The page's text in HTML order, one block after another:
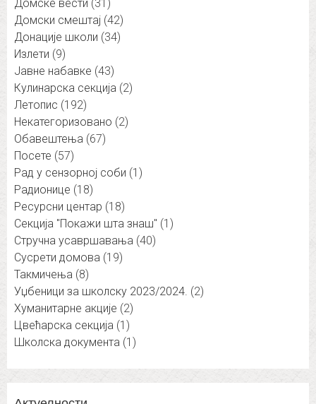
Домске вести (31)
Домски смештај (42)
Донације школи (34)
Излети (9)
Јавне набавке (43)
Кулинарска секција (2)
Летопис (192)
Некатегоризовано (2)
Обавештења (67)
Посете (57)
Рад у сензорној соби (1)
Радионице (18)
Ресурсни центар (18)
Секција "Покажи шта знаш" (1)
Стручна усавршавања (40)
Сусрети домова (19)
Такмичења (8)
Уџбеници за школску 2023/2024. (2)
Хуманитарне акције (2)
Цвећарска секција (1)
Школска документа (1)